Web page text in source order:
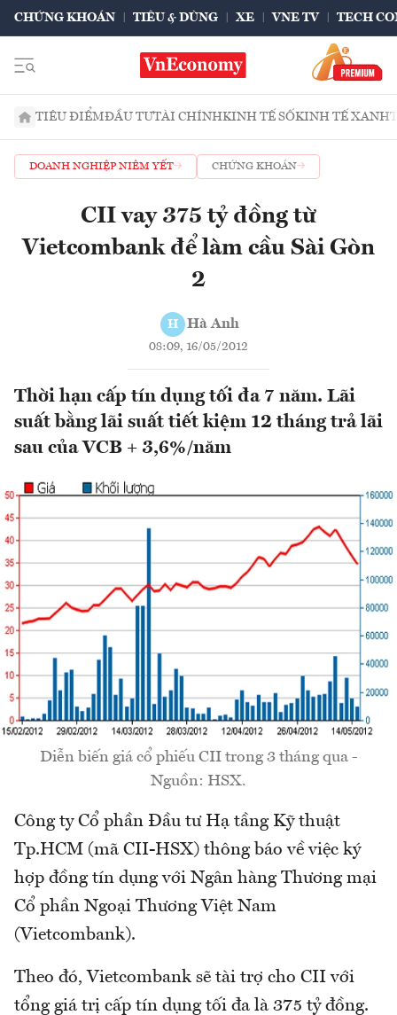
CHỨNG KHOÁN TIÊU & DÙNG XE VNE TV TECH
TIÊU ĐIỂMĐẦU TƯTÀI CHÍNHKINH TẾ SỐKINH TẾ XANH
DOANH NGHIỆP NIÊM YẾT CHỨNG KHOÁN
CII vay 375 tỷ đồng từ
Vietcombank để làm cầu Sài Gòn
2
H Hà Anh
08:09, 16/05/2012
Thời hạn cấp tín dụng tối đa 7 năm. Lãi
suất bằng lãi suất tiết kiệm 12 tháng trả lãi
sau của VCB + 3,6%/năm
Diễn biến giá cổ phiếu CII trong 3 tháng qua -
Nguồn: HSX.
Công ty Cổ phần Đầu tư Hạ tầng Kỹ thuật
Tp.HCM (mã CII-HSX) thông báo về việc ký
hợp đồng tín dụng với Ngân hàng Thương mại
Cổ phần Ngoại Thương Việt Nam
(Vietcombank).
Theo đó, Vietcombank sẽ tài trợ cho CII với
tổng giá trị cấp tín dụng tối đa là 375 tỷ đồng.